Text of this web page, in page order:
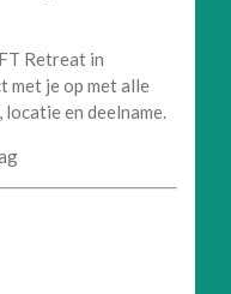
Retreat in
met je op met alle
en deelname.